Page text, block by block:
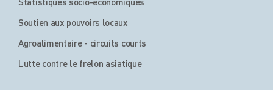
Soutien aux pouvoirs locaux
Agroalimentaire - circuits courts
Lutte contre le frelon asiatique